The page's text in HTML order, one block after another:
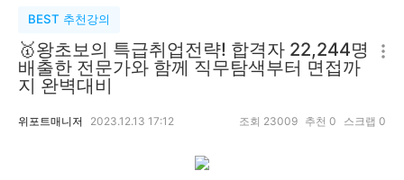
BEST 추천강의
🥇왕초보의 특급취업전략! 합격자 22,244명
배출한 전문가와 함께 직무탐색부터 면접까
지 완벽대비
위포트매니저 2023.12.13 17:12 조회 23009 추천 0 스크랩 0